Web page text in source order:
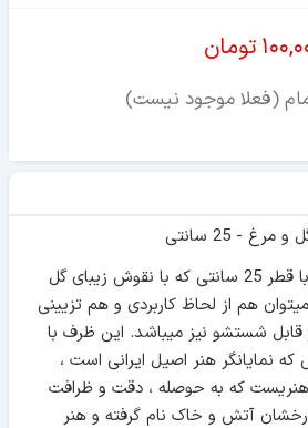
تومان
(فعلا موجود نیست)
- 25 سانتی
بشقاب مسی میناکاری با قطر 25 سانتی که با نقوش زیبای گل
هم از لحاظ کاربردی و هم تزیینی
و قابل شستشو نیز میباشد. این ظرف با
نمایانگر هنر اصیل ایرانی است ،
هنریست که به حوصله ، دقت و ظرافت
درخشان آتش و خاک نام گرفته و هنر